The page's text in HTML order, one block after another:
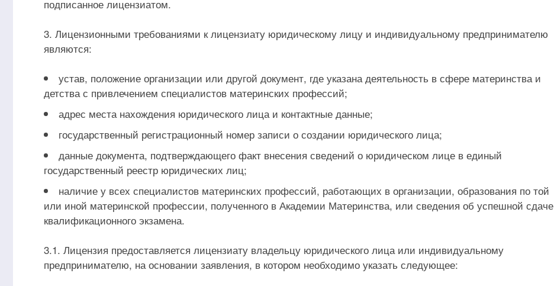
подписанное лицензиатом.
3. Лицензионными требованиями к лицензиату юридическому лицу и индивидуальному предпринимателю
являются:
устав, положение организации или другой документ, где указана деятельность в сфере материнства и
детства с привлечением специалистов материнских профессий;
адрес места нахождения юридического лица и контактные данные;
государственный регистрационный номер записи о создании юридического лица;
данные документа, подтверждающего факт внесения сведений о юридическом лице в единый
государственный реестр юридических лиц;
наличие у всех специалистов материнских профессий, работающих в организации, образования по той
или иной материнской профессии, полученного в Академии Материнства, или сведения об успешной сдаче
квалификационного экзамена.
3.1. Лицензия предоставляется лицензиату владельцу юридического лица или индивидуальному
предпринимателю, на основании заявления, в котором необходимо указать следующее: